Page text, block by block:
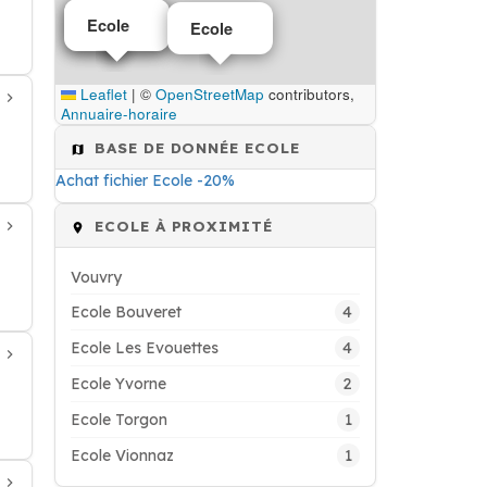
Ecole
Ecole Ecole
Leaflet | © OpenStreetMap contributors,
Annuaire-horaire
BASE DE DONNÉE ECOLE
Achat fichier Ecole -20%
ECOLE À PROXIMITÉ
Vouvry
Ecole Bouveret
4
Ecole Les Evouettes 4
Ecole Yvorne 2
Ecole Torgon 1
Ecole Vionnaz 1